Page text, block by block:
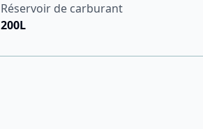
Réservoir de carburant
200L